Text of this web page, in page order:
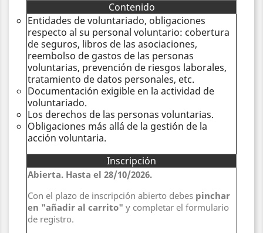
Contenido
Entidades de voluntariado, obligaciones
respecto al su personal voluntario: cobertura
de seguros, libros de las asociaciones,
reembolso de gastos de las personas
voluntarias, prevención de riesgos laborales,
tratamiento de datos personales, etc.
Documentación exigible en la actividad de
voluntariado.
Los derechos de las personas voluntarias.
Obligaciones más allá de la gestión de la
acción voluntaria.
Inscripción
Abierta. Hasta el 28/10/2026.
Con el plazo de inscripción abierto debes pinchar
en "añadir al carrito" y completar el formulario
de registro.